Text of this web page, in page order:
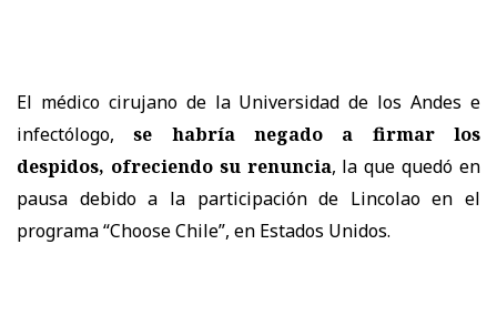
El médico cirujano de la Universidad de los Andes e
infectólogo,se habría negado a firmar los
despidos, ofreciendo su renuncia, la que quedó en
pausa debido a la participación de Lincolao en el
programa “Choose Chile”, en Estados Unidos.